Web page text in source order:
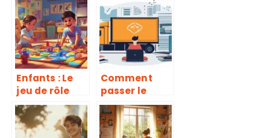
ligne :
solutions et
alternatives
disponibles
Les
responsabilit
és du
Technicien de
Laboratoire
Enfants : Le
jeu de rôle
éducatif
Maîtresse à
domicile de
Comment
passer le
permis poids
lourds grâce
au CPF et